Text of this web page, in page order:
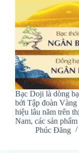
Bạc Doji là dòng
bởi Tập đoàn
hiệu lâu năm trên
Nam, các sản
Phúc Đăng